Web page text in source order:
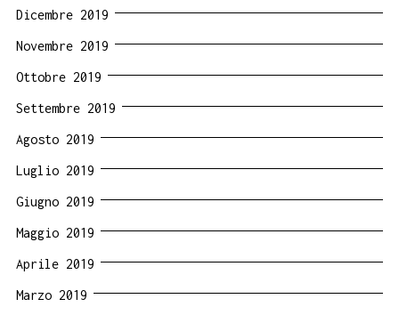
Dicembre 2019
Novembre 2019
Ottobre 2019
Settembre 2019
Agosto 2019
Luglio 2019
Giugno 2019
Maggio 2019
Aprile 2019
Marzo 2019